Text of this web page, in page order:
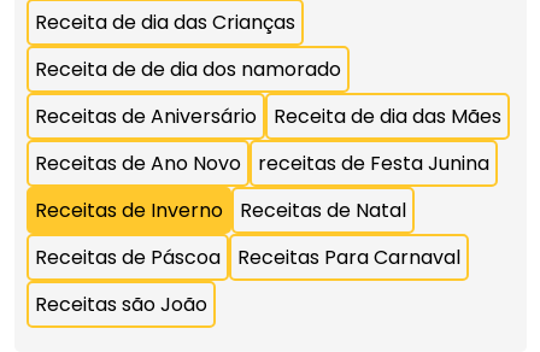
Receita de dia das Crianças
Receita de de dia dos namorado
Receitas de Aniversário
Receita de dia das Mães
Receitas de Ano Novo
receitas de Festa Junina
Receitas de Inverno
Receitas de Natal
Receitas de Páscoa
Receitas Para Carnaval
Receitas são João